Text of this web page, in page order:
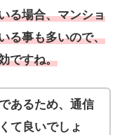
る場合、マンショ
る事も多いので、
ですね。
あるため、通信
て良いでしょ